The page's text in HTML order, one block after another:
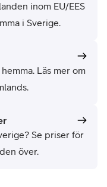
inom EU/EES
i Sverige.
Läs mer om
Se priser för
över.